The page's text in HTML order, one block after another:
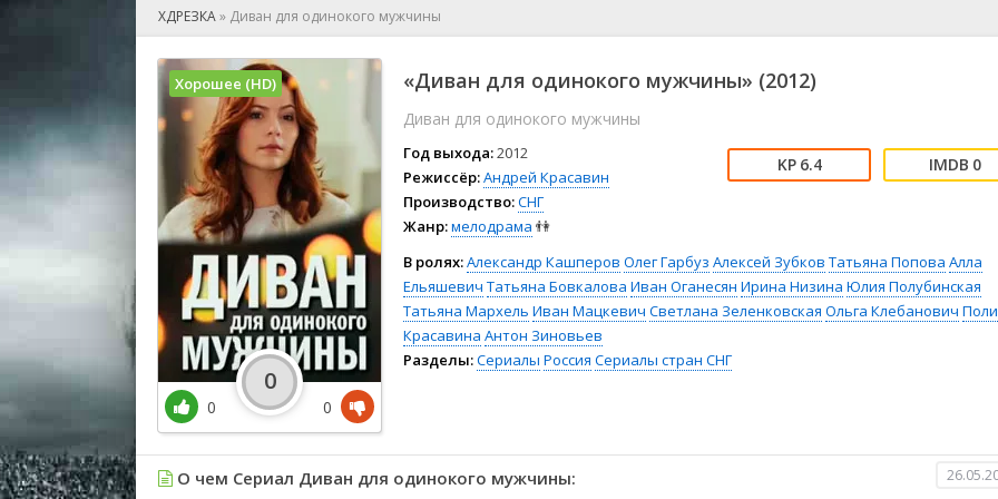
🕺 Мюзикл
👨‍💼 Новости
👨‍💻 Реальное тв
🎤 Ток-шоу
😱 Ужасы
🧙‍♀️ Фантастика
🤠 Фильм-нуар
🧝‍♂️ Фэнтези
🏅 Церемония
ХДРЕЗКА» Диван для одинокого мужчины
«Диван для одинокого мужчины» (2012)
Диван для одинокого мужчины
Год выхода:2012
Режиссёр:Андрей Красавин
Производство:СНГ
Жанр:мелодрама 👫
6.4 0
В ролях:Александр Кашперов Олег Гарбуз Алексей Зубков Татьяна Попова Алла
Ельяшевич Татьяна Бовкалова Иван Оганесян Ирина Низина Юлия Полубинская
Татьяна Мархель Иван Мацкевич Светлана Зеленковская Ольга Клебанович
Красавина Антон Зиновьев
Разделы:Сериалы Россия Сериалы стран СНГ
Хорошее (HD)
0
0
0
О чем Сериал Диван для одинокого мужчины: